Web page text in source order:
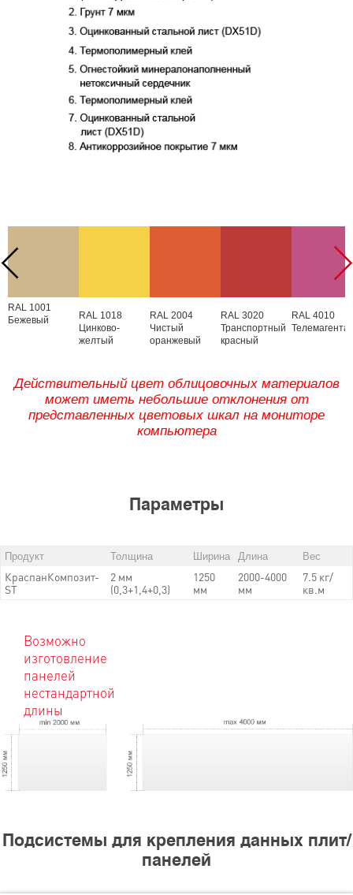
RAL 1001
Бежевый
RAL 1018
Цинково-
желтый
RAL 2004
Чистый
оранжевый
RAL 3020
Транспортный
красный
RAL 4010
Телемагента
Действительный цвет облицовочных материалов
может иметь небольшие отклонения от
представленных цветовых шкал на мониторе
компьютера
Параметры
Продукт Толщина Ширина Длина Вес
КраспанКомпозит-
ST
2 мм
(0,3+1,4+0,3)
1250
мм
2000-4000
мм
7.5 кг/
кв.м
Возможно
изготовление
панелей
нестандартной
длины
Подсистемы для крепления данных плит/
панелей